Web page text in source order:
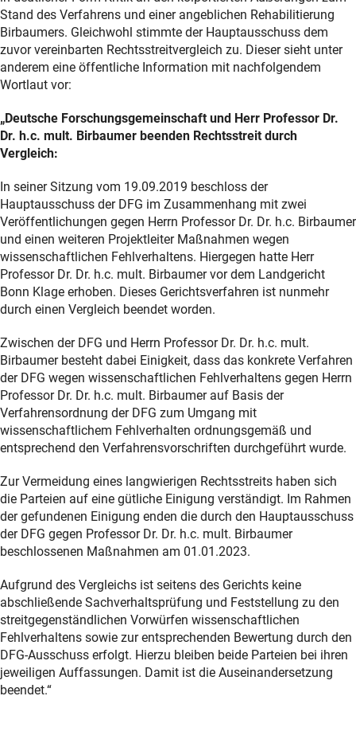
Stand des Verfahrens und einer angeblichen Rehabilitierung
Birbaumers. Gleichwohl stimmte der Hauptausschuss dem
zuvor vereinbarten Rechtsstreitvergleich zu. Dieser sieht unter
anderem eine öffentliche Information mit nachfolgendem
Wortlaut vor:
„Deutsche Forschungsgemeinschaft und Herr Professor Dr.
Dr. h.c. mult. Birbaumer beenden Rechtsstreit durch
Vergleich:
In seiner Sitzung vom 19.09.2019 beschloss der
Hauptausschuss der DFG im Zusammenhang mit zwei
Veröffentlichungen gegen Herrn Professor Dr. Dr. h.c. Birbaumer
und einen weiteren Projektleiter Maßnahmen wegen
wissenschaftlichen Fehlverhaltens. Hiergegen hatte Herr
Professor Dr. Dr. h.c. mult. Birbaumer vor dem Landgericht
Bonn Klage erhoben. Dieses Gerichtsverfahren ist nunmehr
durch einen Vergleich beendet worden.
Zwischen der DFG und Herrn Professor Dr. Dr. h.c. mult.
Birbaumer besteht dabei Einigkeit, dass das konkrete Verfahren
der DFG wegen wissenschaftlichen Fehlverhaltens gegen Herrn
Professor Dr. Dr. h.c. mult. Birbaumer auf Basis der
Verfahrensordnung der DFG zum Umgang mit
wissenschaftlichem Fehlverhalten ordnungsgemäß und
entsprechend den Verfahrensvorschriften durchgeführt wurde.
Zur Vermeidung eines langwierigen Rechtsstreits haben sich
die Parteien auf eine gütliche Einigung verständigt. Im Rahmen
der gefundenen Einigung enden die durch den Hauptausschuss
der DFG gegen Professor Dr. Dr. h.c. mult. Birbaumer
beschlossenen Maßnahmen am 01.01.2023.
Aufgrund des Vergleichs ist seitens des Gerichts keine
abschließende Sachverhaltsprüfung und Feststellung zu den
streitgegenständlichen Vorwürfen wissenschaftlichen
Fehlverhaltens sowie zur entsprechenden Bewertung durch den
DFG-Ausschuss erfolgt. Hierzu bleiben beide Parteien bei ihren
jeweiligen Auffassungen. Damit ist die Auseinandersetzung
beendet.“